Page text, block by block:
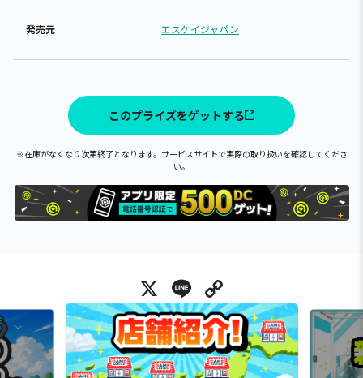
発売元 エスケイジャパン
このプライズをゲットする
※在庫がなくなり次第終了となります。サービスサイトで実際の取り扱いを確認してくださ
い。
X Line